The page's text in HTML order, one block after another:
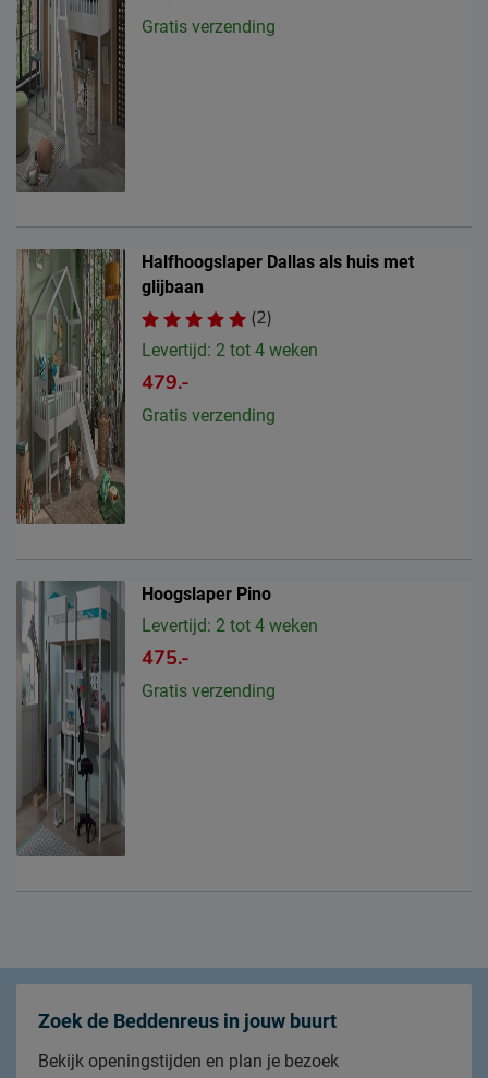
Gratis verzending
Halfhoogslaper Dallas als huis met
glijbaan
(2)
Levertijd: 2 tot 4 weken
479.-
Gratis verzending
Hoogslaper Pino
Levertijd: 2 tot 4 weken
475.-
Gratis verzending
Zoek de Beddenreus in jouw buurt
Bekijk openingstijden en plan je bezoek